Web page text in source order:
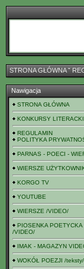
STRONA GŁÓWNAˇ
Nawigacja
STRONA GŁÓWNA
KONKURSY
REGULAMIN
POLITYKA
PARNAS - POECI -
WIERSZE
KORGO TV
YOUTUBE
WIERSZE /VIDEO/
PIOSENKA POETYCKA
/VIDEO/
IMAK - MAGAZYN
WOKÓŁ POEZJI /teksty/